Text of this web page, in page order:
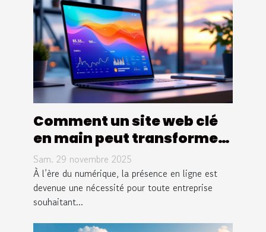
Comment un site web clé
en main peut transformer
votre entreprise ?
Sam. 29 novembre 2025
À l’ère du numérique, la présence en ligne est
devenue une nécessité pour toute entreprise
souhaitant...